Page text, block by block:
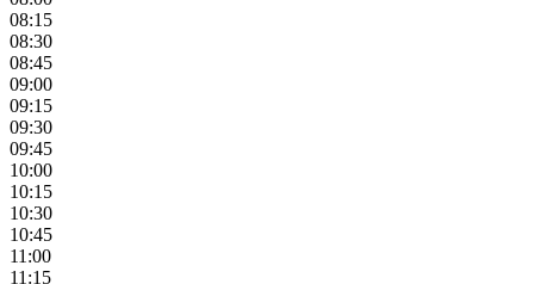
08:15
08:30
08:45
09:00
09:15
09:30
09:45
10:00
10:15
10:30
10:45
11:00
11:15